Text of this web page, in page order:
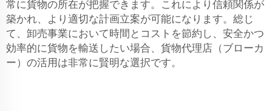
常に貨物の所在が把握できます。これにより信頼関係が
築かれ、より適切な計画立案が可能になります。総じ
て、卸売事業において時間とコストを節約し、安全かつ
効率的に貨物を輸送したい場合、貨物代理店（ブローカ
ー）の活用は非常に賢明な選択です。